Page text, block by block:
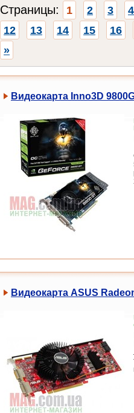
Страницы: 1 2 3
4
12
13 14 15
16
»
Видеокарта Inno3D
Видеокарта ASUS